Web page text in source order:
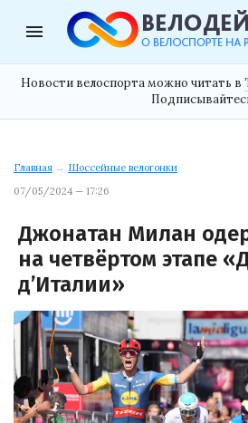
menu
Новости велоспорта можно читать в
Главная → Шоссейные велогонки
07/05/2024 — 17:26
Джонатан Милан
на четвёртом этапе
д’Италии»